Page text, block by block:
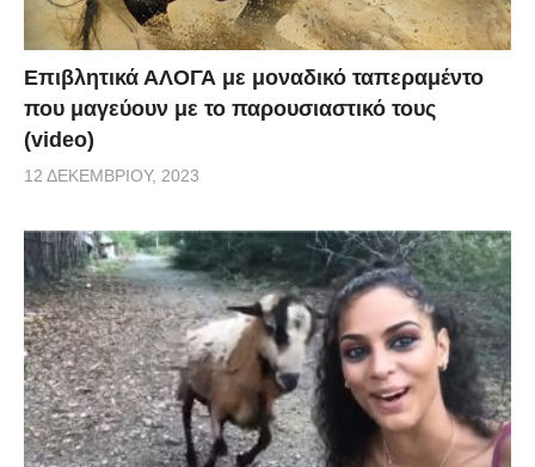
Επιβλητικά ΑΛΟΓΑ με μοναδικό ταπεραμέντο
που μαγεύουν με το παρουσιαστικό τους
(video)
12 ΔΕΚΕΜΒΡΊΟΥ, 2023